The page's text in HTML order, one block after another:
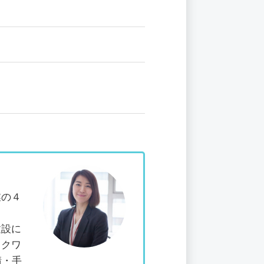
４
に
ワ
手